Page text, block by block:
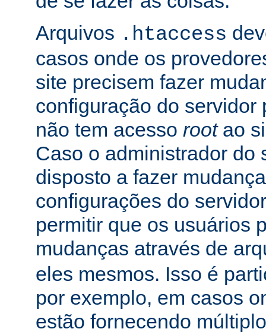
Arquivos .htaccess
casos onde os
site precisem fazer
configuração do servidor
não tem acesso rootao
Caso o administrador do
disposto a fazer
configurações do
permitir que os usuários
mudanças através de
eles mesmos. Isso é
por exemplo, em casos
estão fornecendo